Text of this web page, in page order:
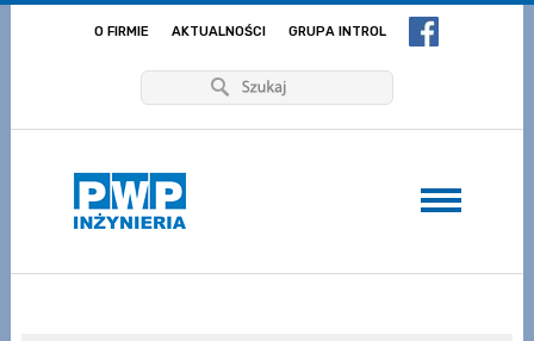
O FIRMIE AKTUALNOŚCI GRUPA INTROL